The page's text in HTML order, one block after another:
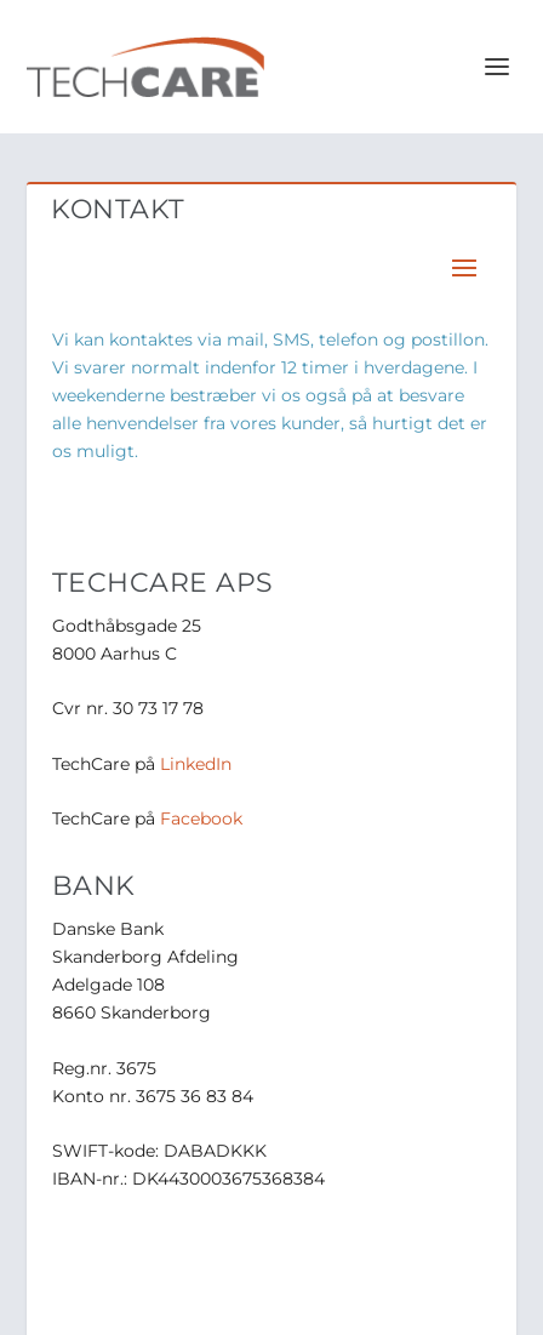
KONTAKT
Vi kan kontaktes via mail, SMS, telefon og postillon.
Vi svarer normalt indenfor 12 timer i hverdagene. I
weekenderne bestræber vi os også på at besvare
alle henvendelser fra vores kunder, så hurtigt det er
os muligt.
TECHCARE APS
Godthåbsgade 25
8000 Aarhus C
Cvr nr. 30 73 17 78
TechCare på LinkedIn
TechCare på Facebook
BANK
Danske Bank
Skanderborg Afdeling
Adelgade 108
8660 Skanderborg
Reg.nr. 3675
Konto nr. 3675 36 83 84
SWIFT-kode: DABADKKK
IBAN-nr.: DK4430003675368384